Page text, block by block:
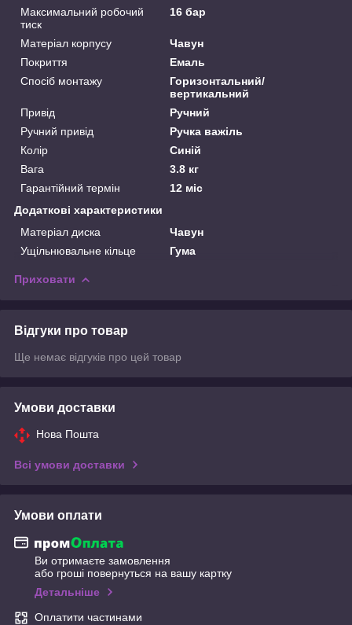
Максимальний робочий
тиск
16 бар
Матеріал корпусу
Чавун
Покриття
Емаль
Спосіб монтажу
Горизонтальний/
вертикальний
Привід
Ручний
Ручний привід
Ручка важіль
Колір
Синій
Вага
3.8 кг
Гарантійний термін
12 міс
Додаткові характеристики
Матеріал диска
Чавун
Ущільнювальне кільце
Гума
Приховати
Відгуки про товар
Ще немає відгуків про цей товар
Умови доставки
Нова Пошта
Всі умови доставки
Умови оплати
Ви отримаєте замовлення
або гроші повернуться на вашу картку
Детальніше
Оплатити частинами